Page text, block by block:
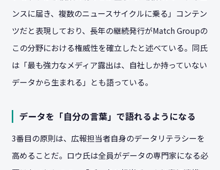
ンスに届き、複数のニュースサイクルに乗る」コンテン
ツだと表現しており、長年の継続発行がMatch Groupの
この分野における権威性を確立したと述べている。同氏
は「最も強力なメディア露出は、自社しか持っていない
データから生まれる」とも語っている。
データを「自分の言葉」で語れるようになる
3番目の原則は、広報担当者自身のデータリテラシーを
高めることだ。ロウ氏は全員がデータの専門家になる必